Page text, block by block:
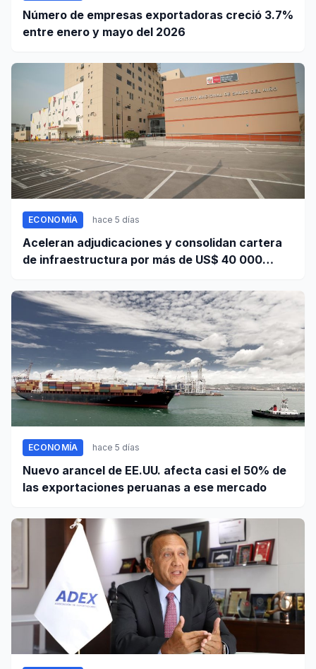
Número de empresas exportadoras creció 3.7%
entre enero y mayo del 2026
ECONOMÍA hace 5 días
Aceleran adjudicaciones y consolidan cartera
de infraestructura por más de US$ 40 000
ECONOMÍA hace 5 días
Nuevo arancel de EE.UU. afecta casi el 50% de
las exportaciones peruanas a ese mercado